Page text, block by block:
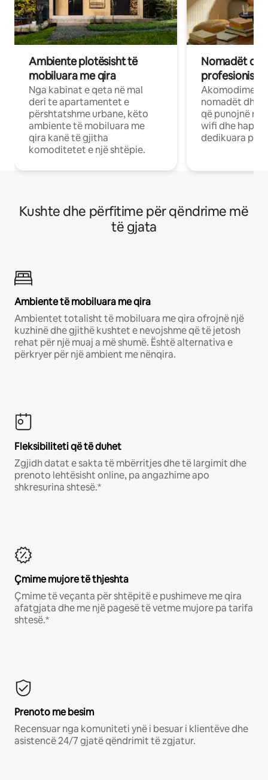
Ambiente plotësisht të
mobiluara me qira
Nga kabinat e qeta në mal
deri te apartamentet e
përshtatshme urbane, këto
ambiente të mobiluara me
qira kanë të gjitha
komoditetet e një shtëpie.
Nomadët
Akomodime
nomadët dhe
që punojnë në
wifi dhe
dedikuara
Kushte dhe përfitime për qëndrime më
të gjata
Ambiente të mobiluara me qira
Ambientet totalisht të mobiluara me qira ofrojnë një
kuzhinë dhe gjithë kushtet e nevojshme që të jetosh
rehat për një muaj a më shumë. Është alternativa e
përkryer për një ambient me nënqira.
Fleksibiliteti që të duhet
Zgjidh datat e sakta të mbërritjes dhe të largimit dhe
prenoto lehtësisht online, pa angazhime apo
shkresurina shtesë.*
Çmime mujore të thjeshta
Çmime të veçanta për shtëpitë e pushimeve me qira
afatgjata dhe me një pagesë të vetme mujore pa tarifa
shtesë.*
Prenoto me besim
Recensuar nga komuniteti ynë i besuar i klientëve dhe
asistencë 24/7 gjatë qëndrimit të zgjatur.